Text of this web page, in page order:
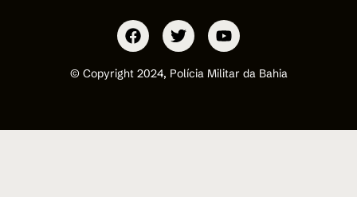
© Copyright 2024, Polícia Militar da Bahia